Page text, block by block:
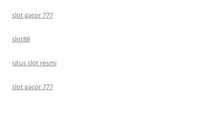
slot gacor 777
slot88
situs slot resmi
slot gacor 777